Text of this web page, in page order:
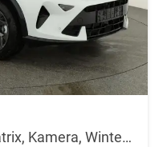
1.5 eTSI 110 kW DSG, Matrix, Kamera, Winter, el. Klappe, 5 J.-Garantie